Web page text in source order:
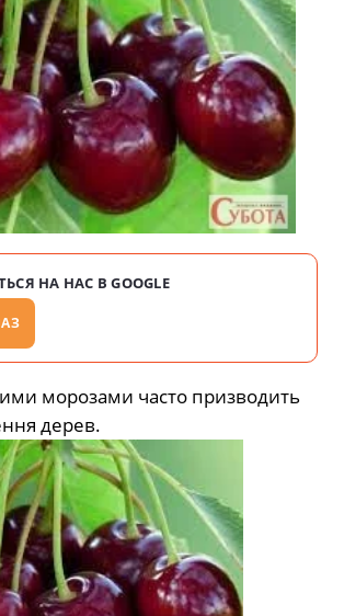
НА НАС В GOOGLE
морозами часто призводить
дерев.